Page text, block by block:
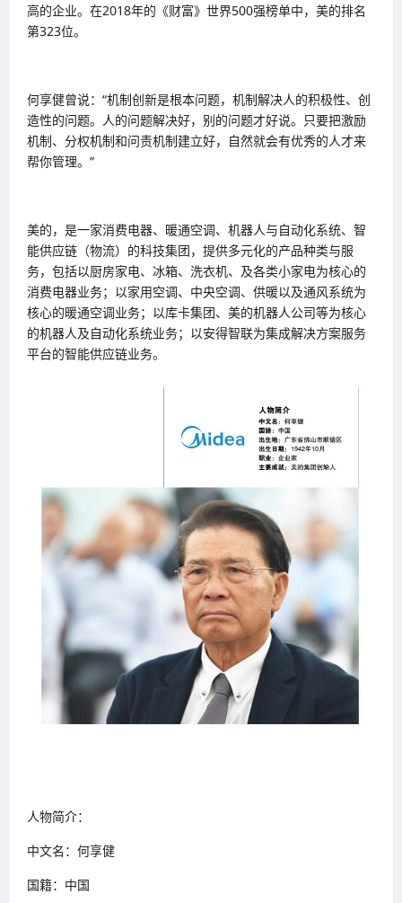
高的企业。在2018年的《财富》世界500强榜单中，美的排名
第323位。
何享健曾说：“机制创新是根本问题，机制解决人的积极性、创
造性的问题。人的问题解决好，别的问题才好说。只要把激励
机制、分权机制和问责机制建立好，自然就会有优秀的人才来
帮你管理。”
美的，是一家消费电器、暖通空调、机器人与自动化系统、智
能供应链（物流）的科技集团，提供多元化的产品种类与服
务，包括以厨房家电、冰箱、洗衣机、及各类小家电为核心的
消费电器业务；以家用空调、中央空调、供暖以及通风系统为
核心的暖通空调业务；以库卡集团、美的机器人公司等为核心
的机器人及自动化系统业务；以安得智联为集成解决方案服务
平台的智能供应链业务。
人物简介：
中文名：何享健
国籍：中国